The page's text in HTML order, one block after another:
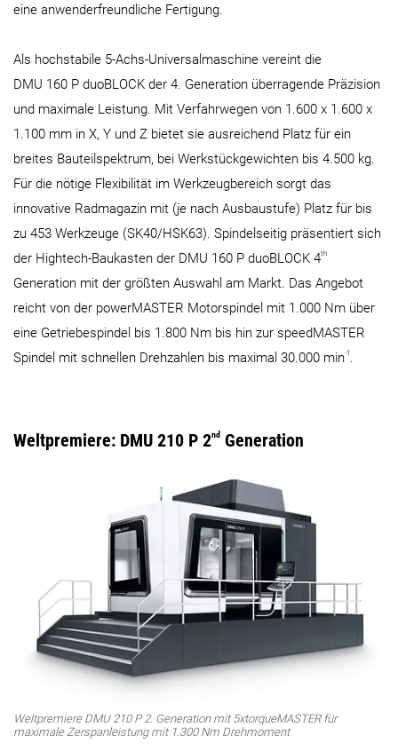
eine anwenderfreundliche Fertigung.
Als hochstabile 5-Achs-Universalmaschine vereint die
DMU 160 P duoBLOCK der 4. Generation überragende Präzision
und maximale Leistung. Mit Verfahrwegen von 1.600 x 1.600 x
1.100 mm in X, Y und Z bietet sie ausreichend Platz für ein
breites Bauteilspektrum, bei Werkstückgewichten bis 4.500 kg.
Für die nötige Flexibilität im Werkzeugbereich sorgt das
innovative Radmagazin mit (je nach Ausbaustufe) Platz für bis
zu 453 Werkzeuge (SK40/HSK63). Spindelseitig präsentiert sich
der Hightech-Baukasten der DMU 160 P duoBLOCK 4th
Generation mit der größten Auswahl am Markt. Das Angebot
reicht von der powerMASTER Motorspindel mit 1.000 Nm über
eine Getriebespindel bis 1.800 Nm bis hin zur speedMASTER
Spindel mit schnellen Drehzahlen bis maximal 30.000 min-1 .
Weltpremiere: DMU 210 P 2nd Generation
Weltpremiere DMU 210 P 2. Generation mit 5x­torqueMASTER für
maximale Zerspanleistung mit 1.300 Nm Drehmoment